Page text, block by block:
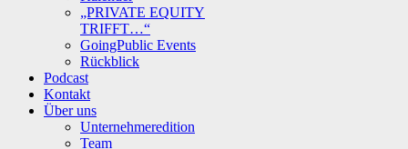
„PRIVATE EQUITY
TRIFFT…“
GoingPublic Events
Rückblick
Podcast
Kontakt
Über uns
Unternehmeredition
Team